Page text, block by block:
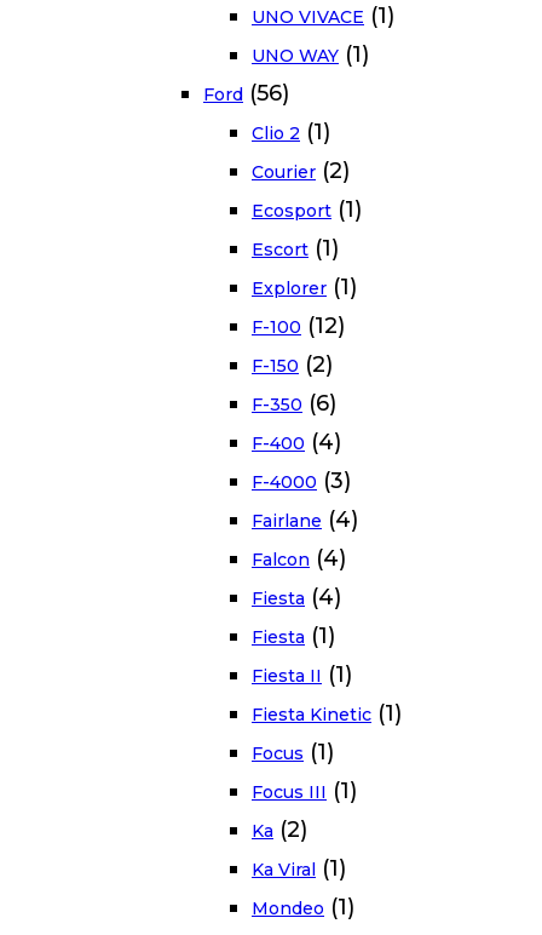
UNO VIVACE (1)
UNO WAY (1)
Ford (56)
Clio 2 (1)
Courier (2)
Ecosport (1)
Escort (1)
Explorer (1)
F-100 (12)
F-150 (2)
F-350 (6)
F-400 (4)
F-4000 (3)
Fairlane (4)
Falcon (4)
Fiesta (4)
Fiesta (1)
Fiesta II (1)
Fiesta Kinetic (1)
Focus (1)
Focus III (1)
Ka (2)
Ka Viral (1)
Mondeo (1)